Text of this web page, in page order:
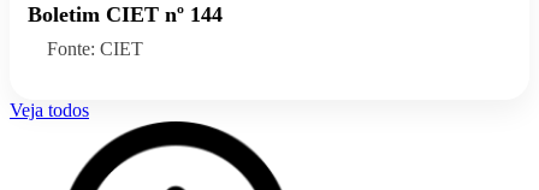
Boletim CIET nº 144
Fonte: CIET
Veja todos